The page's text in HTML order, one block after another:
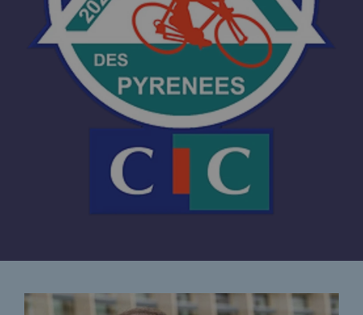
Engagements auprès des territoires
Social
Social
Notre investissement dans les
Mixité et égalité Femme-Homme
PARI 2035, le programme de sécurité